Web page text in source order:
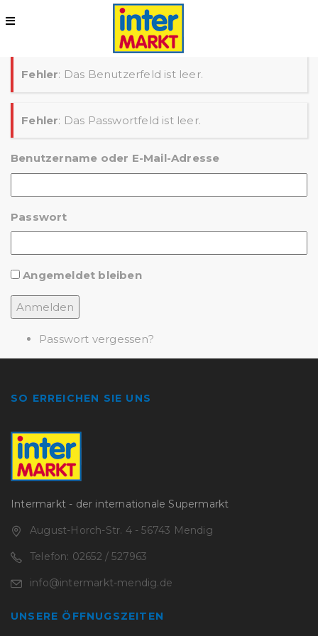
Fehler: Das Benutzerfeld ist leer.
Fehler: Das Passwortfeld ist leer.
Benutzername oder E-Mail-Adresse
Passwort
Angemeldet bleiben
Passwort vergessen?
SO ERREICHEN SIE UNS
Intermarkt - der internationale Supermarkt
August-Horch-Str. 4 - 56743 Mendig
Telefon: 02652 / 527963
info@intermarkt-mendig.de
UNSERE ÖFFNUGSZEITEN